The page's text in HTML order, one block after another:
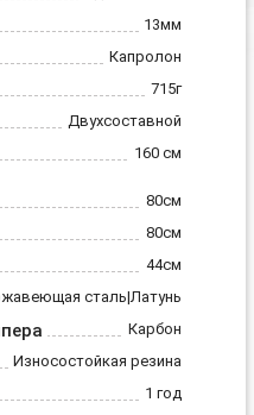
13мм
Капролон
715г
Двухсоставной
160 см
80см
80см
44см
сталь|Латунь
Карбон
Износостойкая резина
1 год